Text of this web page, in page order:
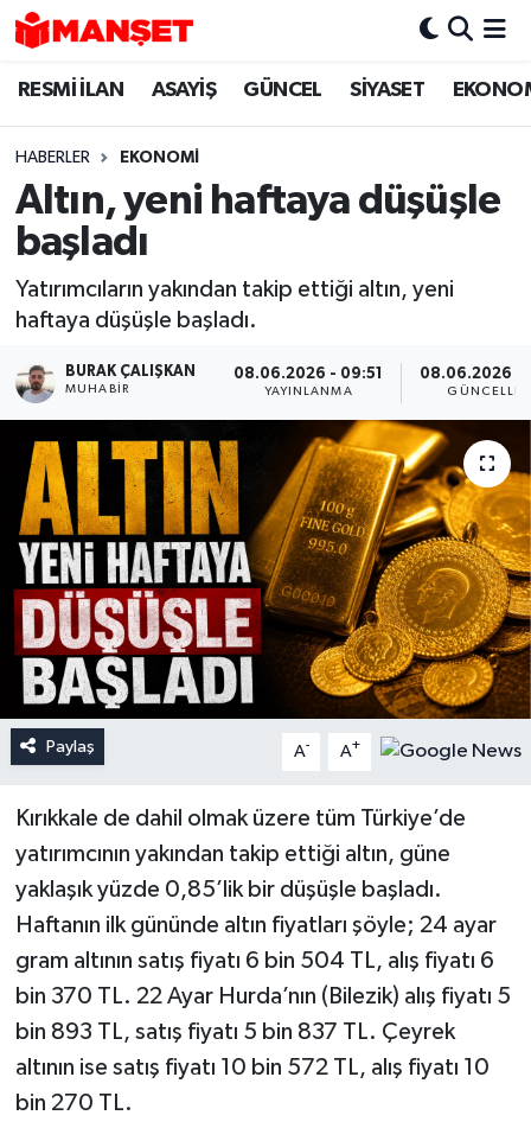
RESMİ İLAN ASAYİŞ GÜNCEL SİYASET
HABERLER EKONOMİ
Altın, yeni haftaya düşüşle
başladı
Yatırımcıların yakından takip ettiği altın, yeni
haftaya düşüşle başladı.
BURAK ÇALIŞKAN
MUHABIR
08.06.2026 - 09:51
YAYINLANMA
08.06.2026 -
Paylaş A- A+
Kırıkkale de dahil olmak üzere tüm Türkiye’de
yatırımcının yakından takip ettiği altın, güne
yaklaşık yüzde 0,85’lik bir düşüşle başladı.
Haftanın ilk gününde altın fiyatları şöyle; 24 ayar
gram altının satış fiyatı 6 bin 504 TL, alış fiyatı 6
bin 370 TL. 22 Ayar Hurda’nın (Bilezik) alış fiyatı 5
bin 893 TL, satış fiyatı 5 bin 837 TL. Çeyrek
altının ise satış fiyatı 10 bin 572 TL, alış fiyatı 10
bin 270 TL.
Hava Durumu
Trafik Durumu
Süper Lig Puan Durumu ve Fikstür
Son Dakika Haberleri
Haber Arşivi